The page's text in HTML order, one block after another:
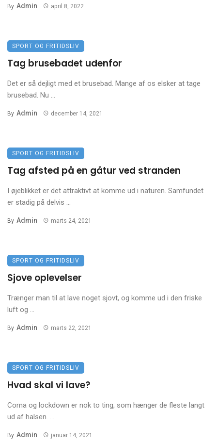
By Admin april 8, 2022
SPORT OG FRITIDSLIV
Tag brusebadet udenfor
Det er så dejligt med et brusebad. Mange af os elsker at tage
brusebad. Nu ...
By Admin december 14, 2021
SPORT OG FRITIDSLIV
Tag afsted på en gåtur ved stranden
I øjeblikket er det attraktivt at komme ud i naturen. Samfundet
er stadig på delvis ...
By Admin marts 24, 2021
SPORT OG FRITIDSLIV
Sjove oplevelser
Trænger man til at lave noget sjovt, og komme ud i den friske
luft og ...
By Admin marts 22, 2021
SPORT OG FRITIDSLIV
Hvad skal vi lave?
Corna og lockdown er nok to ting, som hænger de fleste langt
ud af halsen. ...
By Admin januar 14, 2021